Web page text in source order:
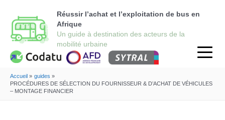
Réussir l’achat et l’exploitation de bus en
Afrique
Accueil
guides
PROCÉDURES DE SÉLECTION DU FOURNISSEUR & D’ACHAT DE VÉHICULES
– MONTAGE FINANCIER